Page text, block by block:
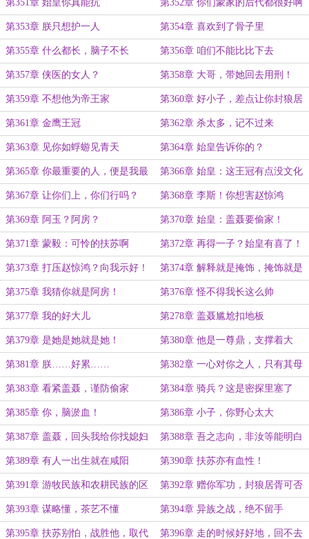
第351章 始皇你真能抗 第352章 你们蒙家的后代都很好啊
第353章 朕只想护一人 第354章 喜欢到了骨子里
第355章 什么都长，脑子不长 第356章 咱们不能比比下去
第357章 侠医的女人？ 第358章 大哥，带她回去用刑！
第359章 不想他为帝王家 第360章 好小子，差点让你封狼居
胥了
第361章 金鹰王冠 第362章 杀太多，记不过来
第363章 见你如蜉蝣见青天 第364章 始皇告诉你的？
第365章 你最重要的人，便是我最
重要的人
第366章 始皇：这王冠有点没文化
第367章 让你们上，你们行吗？ 第368章 李斯！你想害赵惊鸿
第369章 阿玉？阿房？ 第370章 始皇：盖聂要偷家！
第371章 蒙毅：可怜的扶苏啊 第372章 再得一子？始皇有喜了！
第373章 打压赵惊鸿？向我示好！ 第374章 解释就是掩饰，掩饰就是
事实
第375章 我猜你就是阿房！ 第376章 怪不得我长这么帅
第377章 我的好大儿 第278章 盖聂尴尬扣地板
第379章 是她是她就是她！ 第380章 他是一尊鼎，支撑着大
秦！
第381章 朕……好累…… 第382章 一心对你之人，只有其母
第383章 看紧盖聂，谨防偷家 第384章 骑兵？这是密探里塞了
马！
第385章 你，脑淤血！ 第386章 小子，你野心太大
第387章 盖聂，回头我给你找媳妇
哈
第388章 吾之志向，非汝等能明白
第389章 有人一出生就在咸阳 第390章 扶苏亦有血性！
第391章 游牧民族和农耕民族的区
别
第392章 赠你军功，封狼居胥可否
第393章 谋略懂，茶艺不懂 第394章 异族之战，绝不留手
第395章 扶苏别怕，战胜他，取代 第396章 走的时候好好地，回不去